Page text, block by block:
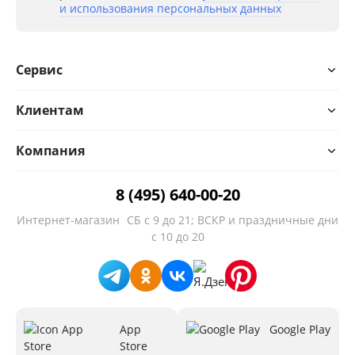
шкафа - 39х35х195 см.
Модель набора: Бостон № 20
и использования персональных данных
Сервис
Клиентам
Компания
8 (495) 640-00-20
Интернет-магазин СБ с 9 до 21; ВСКР и праздничные дни
с 10 до 20
App
Store
Google Play